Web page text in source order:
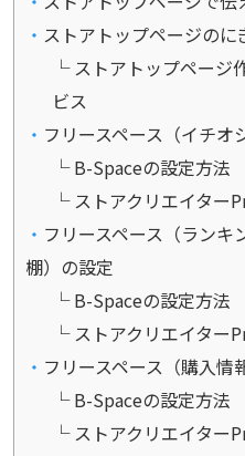
ストアトップページのに
ストアトップページ
ビス
フリースペース（イチオ
B-Spaceの設定方法
ストアクリエイター
フリースペース（ラン
棚）の設定
B-Spaceの設定方法
ストアクリエイター
フリースペース（購入
B-Spaceの設定方法
ストアクリエイター